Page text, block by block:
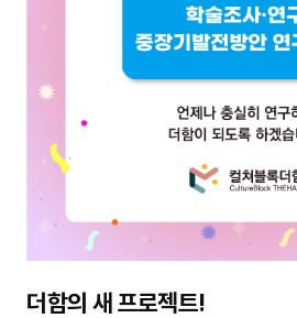
더함의 새 프로젝트!